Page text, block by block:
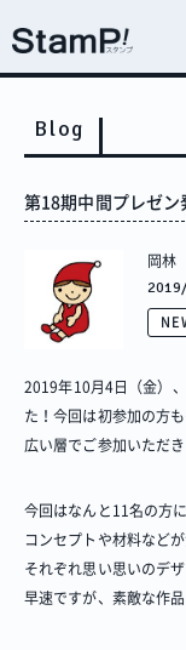
Blog
第18期中間プレゼン
岡林
2019年10月4日（金）
た！今回は初参加の方
広い層でご参加いただ
今回はなんと11名の方
コンセプトや材料など
それぞれ思い思いのデ
早速ですが、素敵な作